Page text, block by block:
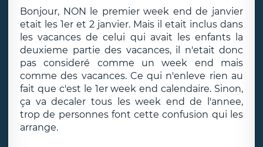
Bonjour, NON le premier week end de janvier
etait les 1er et 2 janvier. Mais il etait inclus dans
les vacances de celui qui avait les enfants la
deuxieme partie des vacances, il n'etait donc
pas consideré comme un week end mais
comme des vacances. Ce qui n'enleve rien au
fait que c'est le 1er week end calendaire. Sinon,
ça va decaler tous les week end de l'annee,
trop de personnes font cette confusion qui les
arrange.